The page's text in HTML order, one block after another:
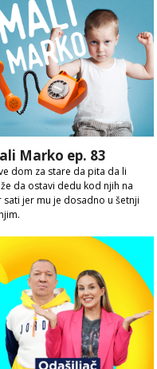
Marko ep. 83
dom za stare da pita da li
da ostavi dedu kod njih na
sati jer mu je dosadno u šetnji